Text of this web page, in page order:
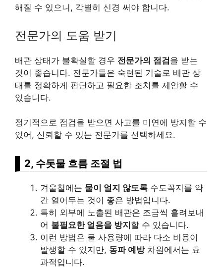
해질 수 있으니, 각별히 신경 써야 합니다.
전문가의 도움 받기
배관 상태가 불확실할 경우 전문가의 점검을 받는
것이 좋습니다. 전문가들은 숙련된 기술로 배관 상
태를 정확하게 판단하고 필요한 조치를 제안할 수
있습니다.
정기적으로 점검을 받으면 사고를 미연에 방지할 수
있어, 신뢰할 수 있는 전문가를 선택하세요.
2, 수돗물 흐름 조절 법
겨울철에는 물이 얼지 않도록 수도꼭지를 약
간 열어두는 것이 좋은 방법입니다.
특히 외부에 노출된 배관은 조금씩 흘려보내
어 불필요한 얼음을 방지 할 수 있습니다.
이런 방법은 물 사용량에 따라 다소 비용이
발생할 수 있지만, 동파 예방차원에서는 효
과적입니다.